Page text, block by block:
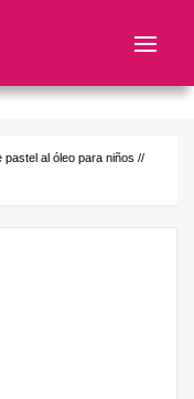
pastel al óleo para niños //